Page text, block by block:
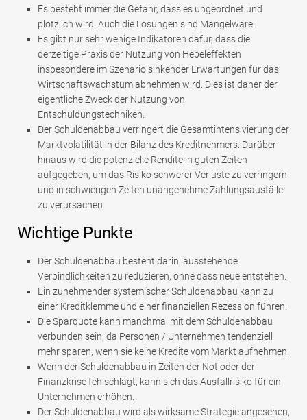
Es besteht immer die Gefahr, dass es ungeordnet und
plötzlich wird. Auch die Lösungen sind Mangelware.
Es gibt nur sehr wenige Indikatoren dafür, dass die
derzeitige Praxis der Nutzung von Hebeleffekten
insbesondere im Szenario sinkender Erwartungen für das
Wirtschaftswachstum abnehmen wird. Dies ist daher der
eigentliche Zweck der Nutzung von
Entschuldungstechniken.
Der Schuldenabbau verringert die Gesamtintensivierung der
Marktvolatilität in der Bilanz des Kreditnehmers. Darüber
hinaus wird die potenzielle Rendite in guten Zeiten
aufgegeben, um das Risiko schwerer Verluste zu verringern
und in schwierigen Zeiten unangenehme Zahlungsausfälle
zu verursachen.
Wichtige Punkte
Der Schuldenabbau besteht darin, ausstehende
Verbindlichkeiten zu reduzieren, ohne dass neue entstehen.
Ein zunehmender systemischer Schuldenabbau kann zu
einer Kreditklemme und einer finanziellen Rezession führen.
Die Sparquote kann manchmal mit dem Schuldenabbau
verbunden sein, da Personen / Unternehmen tendenziell
mehr sparen, wenn sie keine Kredite vom Markt aufnehmen.
Wenn der Schuldenabbau in Zeiten der Not oder der
Finanzkrise fehlschlägt, kann sich das Ausfallrisiko für ein
Unternehmen erhöhen.
Der Schuldenabbau wird als wirksame Strategie angesehen,